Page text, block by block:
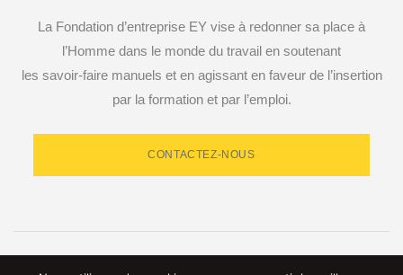
La Fondation d’entreprise EY vise à redonner sa place à
l’Homme dans le monde du travail en soutenant
les savoir-faire manuels et en agissant en faveur de l’insertion
par la formation et par l’emploi.
CONTACTEZ-NOUS